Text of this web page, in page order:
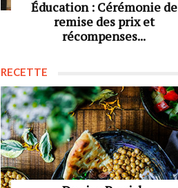
Éducation : Cérémonie de
remise des prix et
récompenses...
RECETTE